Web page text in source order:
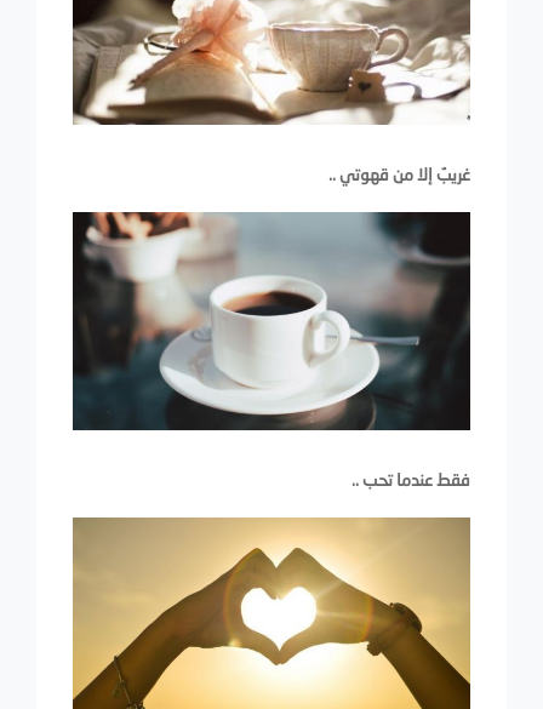
غريبٌ إلا من قهوتي ..
فقط عندما تحب ..